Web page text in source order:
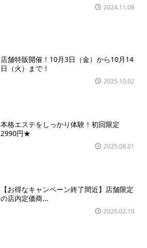
2024.11.08
店舗特販開催！10月3日（金）から10月14
日（火）まで！
2025.10.02
本格エステをしっかり体験！初回限定
2990円★
2025.08.01
【お得なキャンペーン終了間近】店舗限定
の店内定価商...
2025.02.10